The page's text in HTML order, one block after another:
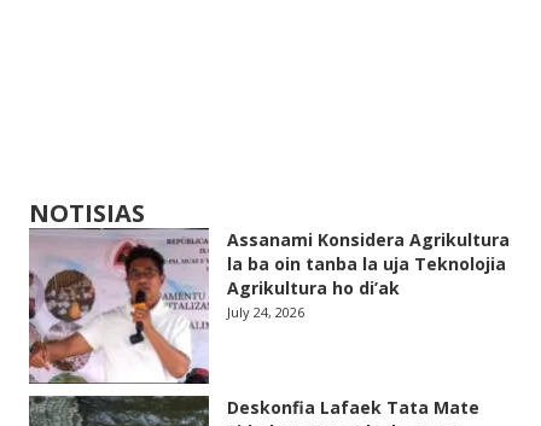
NOTISIAS
Assanami Konsidera Agrikultura
la ba oin tanba la uja Teknolojia
Agrikultura ho di’ak
July 24, 2026
Deskonfia Lafaek Tata Mate